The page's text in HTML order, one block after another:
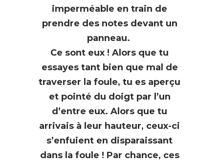
imperméable en train de
prendre des notes devant un
panneau.
Ce sont eux ! Alors que tu
essayes tant bien que mal de
traverser la foule, tu es aperçu
et pointé du doigt par l’un
d’entre eux. Alors que tu
arrivais à leur hauteur, ceux-ci
s’enfuient en disparaissant
dans la foule ! Par chance, ces